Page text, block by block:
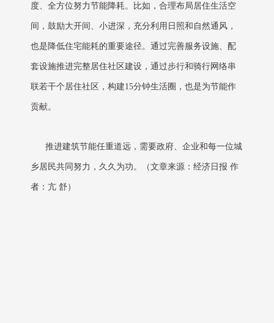
度、全方位努力节能降耗。比如，合理布局居住生活空
间，鼓励大开间、小进深，充分利用日照和自然通风，
也是降低住宅能耗的重要途径。通过完善服务设施、配
套设施推进完整居住社区建设，通过步行和骑行网络串
联若干个居住社区，构建15分钟生活圈，也是为节能作
贡献。
推进建筑节能任重道远，需要政府、企业和每一位城
乡居民共同努力，久久为功。（文章来源：经济日报 作
者：亢 舒）